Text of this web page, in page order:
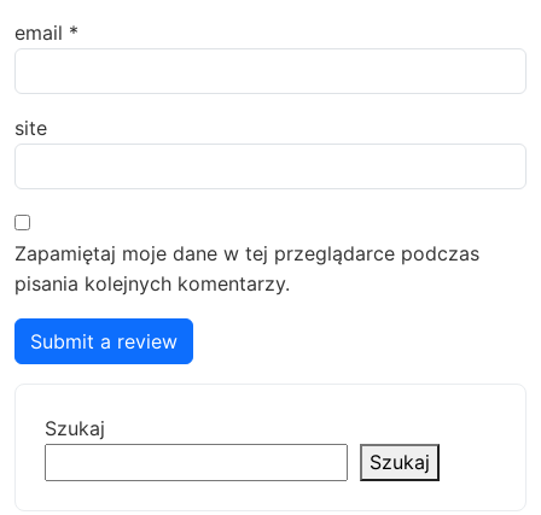
email *
site
Zapamiętaj moje dane w tej przeglądarce podczas
pisania kolejnych komentarzy.
Submit a review
Szukaj
Szukaj